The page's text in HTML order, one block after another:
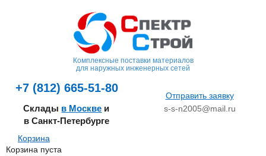
Комплексные поставки материалов
для наружных инженерных сетей
+7 (812) 665-51-80
Склады в Москве и
в Санкт-Петербурге
Отправить заявку
s-s-n2005@mail.ru
Корзина
Корзина пуста